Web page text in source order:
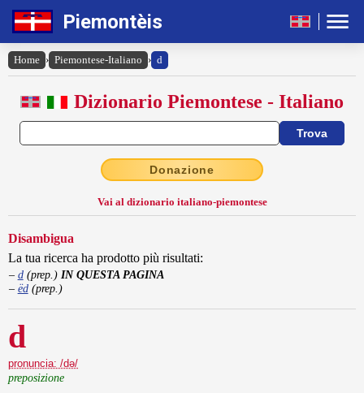
Piemontèis
Home › Piemontese-Italiano › d
Dizionario Piemontese - Italiano
Donazione
Vai al dizionario italiano-piemontese
Disambigua
La tua ricerca ha prodotto più risultati:
d(prep. ) IN QUESTA PAGINA
ëd(prep. )
d
pronuncia: /də/
preposizione